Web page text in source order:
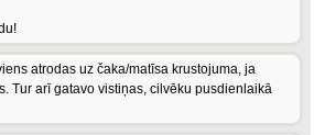
atrodas uz čaka/matīsa krustojuma, ja
Tur arī gatavo vistiņas, cilvēku pusdienlaikā